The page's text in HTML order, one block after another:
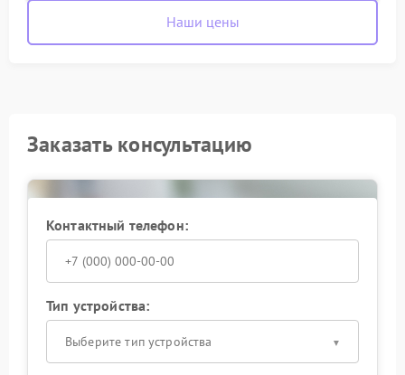
Наши цены
Заказать консультацию
Контактный телефон:
Тип устройства:
Выберите тип устройства